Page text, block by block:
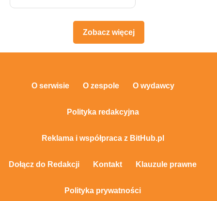
Zobacz więcej
O serwisie O zespole O wydawcy
Polityka redakcyjna
Reklama i współpraca z BitHub.pl
Dołącz do Redakcji Kontakt Klauzule prawne
Polityka prywatności